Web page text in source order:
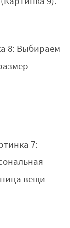
8: Выбираем
7:
вещи